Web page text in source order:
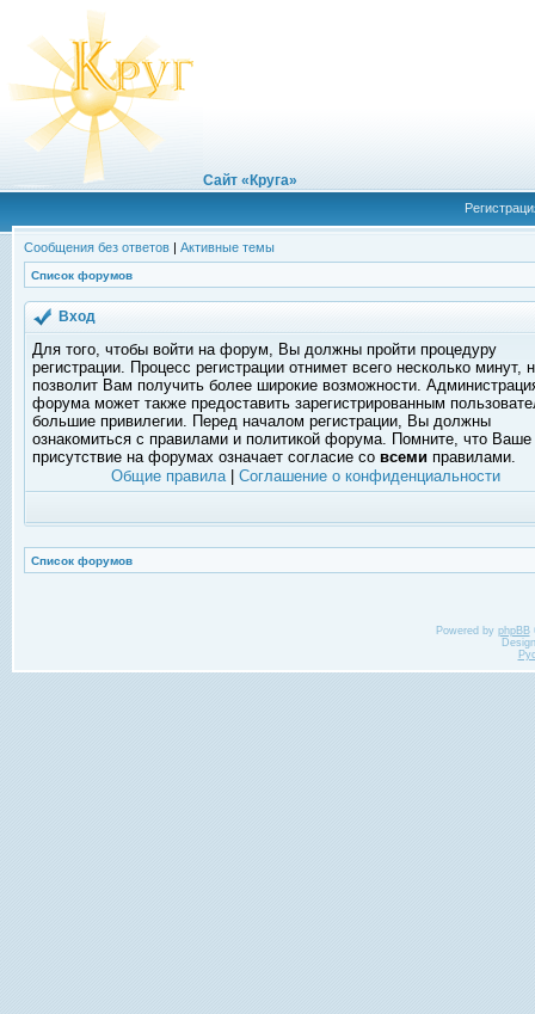
Сайт «Круга»
Сообщения без ответов | Активные темы
Список форумов
Вход
Для того, чтобы войти на форум, Вы должны пройти процедуру
регистрации. Процесс регистрации отнимет всего несколько минут,
позволит Вам получить более широкие возможности.
форума может также предоставить зарегистрированным
большие привилегии. Перед началом регистрации, Вы должны
ознакомиться с правилами и политикой форума. Помните, что Ваше
присутствие на форумах означает согласие со всеми правилами.
Общие правила| Соглашение о конфиденциальности
Список форумов
Powered by phpBB